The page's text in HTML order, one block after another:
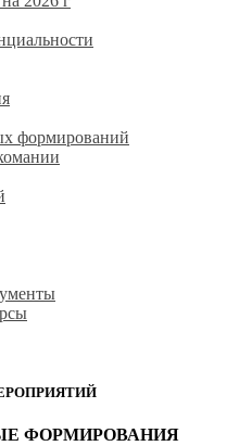
формирований
ФОРМИРОВАНИЯ